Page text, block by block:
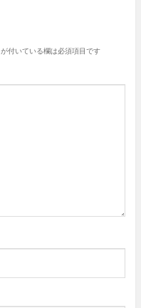
が付いている欄は必須項目です